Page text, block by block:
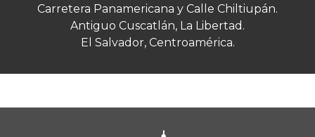
Carretera Panamericana y Calle Chiltiupán.
Antiguo Cuscatlán, La Libertad.
El Salvador, Centroamérica.